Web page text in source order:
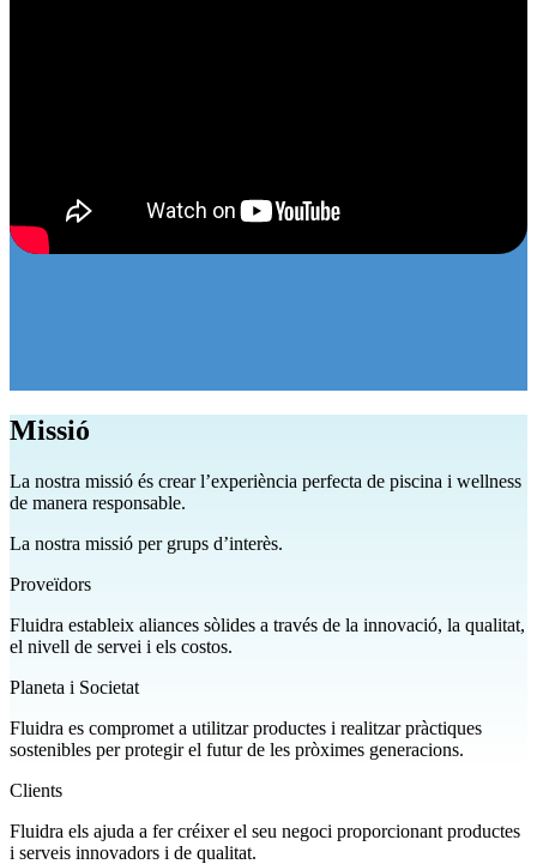
Missió
La nostra missió és crear l’experiència perfecta de piscina i wellness
de manera responsable.
La nostra missió per grups d’interès.
Proveïdors
Fluidra estableix aliances sòlides a través de la innovació, la qualitat,
el nivell de servei i els costos.
Planeta i Societat
Fluidra es compromet a utilitzar productes i realitzar pràctiques
sostenibles per protegir el futur de les pròximes generacions.
Clients
Fluidra els ajuda a fer créixer el seu negoci proporcionant productes
i serveis innovadors i de qualitat.